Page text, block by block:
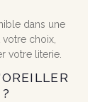
dans une
choix,
votre literie.